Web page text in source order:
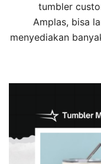
tumbler
Amplas, bisa
menyediakan